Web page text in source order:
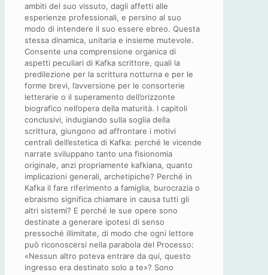
ambiti del suo vissuto, dagli affetti alle
esperienze professionali, e persino al suo
modo di intendere il suo essere ebreo. Questa
stessa dinamica, unitaria e insieme mutevole.
Consente una comprensione organica di
aspetti peculiari di Kafka scrittore, quali la
predilezione per la scrittura notturna e per le
forme brevi, l’avversione per le consorterie
letterarie o il superamento dell’orizzonte
biografico nell’opera della maturità. I capitoli
conclusivi, indugiando sulla soglia della
scrittura, giungono ad affrontare i motivi
centrali dell’estetica di Kafka: perché le vicende
narrate sviluppano tanto una fisionomia
originale, anzi propriamente kafkiana, quanto
implicazioni generali, archetipiche? Perché in
Kafka il fare riferimento a famiglia, burocrazia o
ebraismo significa chiamare in causa tutti gli
altri sistemi? E perché le sue opere sono
destinate a generare ipotesi di senso
pressoché illimitate, di modo che ogni lettore
può riconoscersi nella parabola del Processo:
«Nessun altro poteva entrare da qui, questo
ingresso era destinato solo a te»? Sono